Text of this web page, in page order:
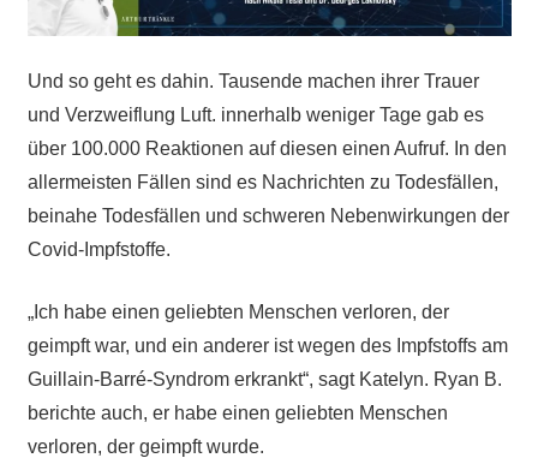
Und so geht es dahin. Tausende machen ihrer Trauer
und Verzweiflung Luft. innerhalb weniger Tage gab es
über 100.000 Reaktionen auf diesen einen Aufruf. In den
allermeisten Fällen sind es Nachrichten zu Todesfällen,
beinahe Todesfällen und schweren Nebenwirkungen der
Covid-Impfstoffe.
„Ich habe einen geliebten Menschen verloren, der
geimpft war, und ein anderer ist wegen des Impfstoffs am
Guillain-Barré-Syndrom erkrankt“, sagt Katelyn. Ryan B.
berichte auch, er habe einen geliebten Menschen
verloren, der geimpft wurde.